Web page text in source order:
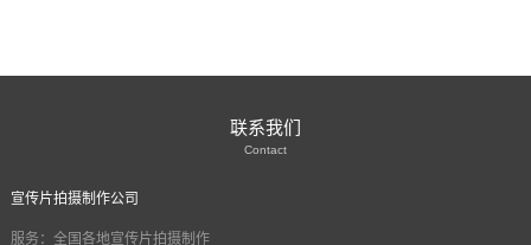
联系我们
Contact
宣传片拍摄制作公司
服务：全国各地宣传片拍摄制作